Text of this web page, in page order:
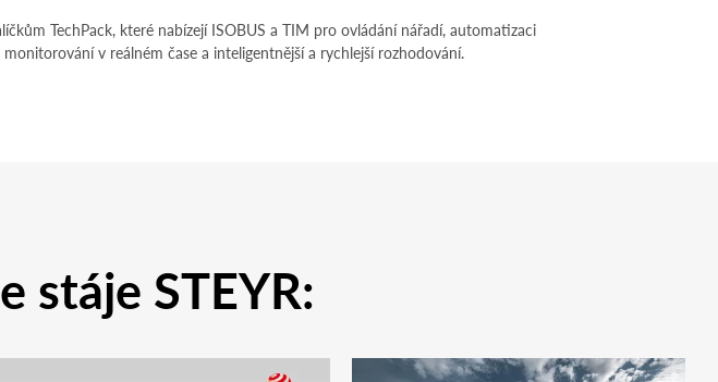
TechPack, které nabízejí ISOBUS a TIM pro ovládání nářadí, automatizaci
v reálném čase a inteligentnější a rychlejší rozhodování.
stáje STEYR: